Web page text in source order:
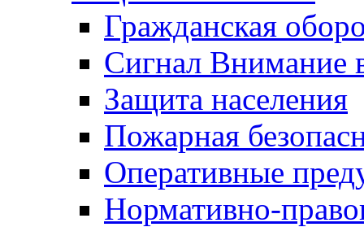
Гражданская
Сигнал Внимание
Защита населения
Пожарная
Оперативные
Нормативно-